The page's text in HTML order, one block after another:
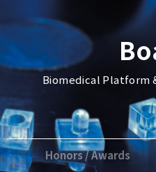
Biomedical Platform
Honors / Awards